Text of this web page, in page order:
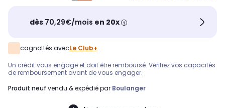
dès 70,29€/mois en 20x
cagnottés avecLe Club+
Un crédit vous engage et doit être remboursé. Vérifiez vos capacités
de remboursement avant de vous engager.
produit neuf vendu & expédié par Boulanger